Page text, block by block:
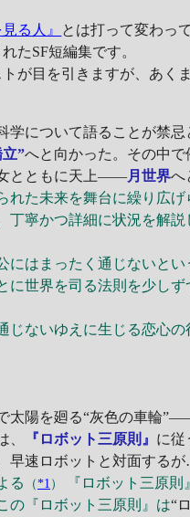
見る人』 とは打って変わっ
たSF短編集です。
が目を引きますが、あく
について語ることが禁
”へと向かった。その中
とともに天上――月世界へ
た未来を舞台に繰り広
丁寧かつ詳細に状況を解
はまったく通じないと
に世界を司る法則を少し
ないゆえに生じる恋心
太陽を廻る“灰色の車輪
、
『ロボット三原則』 に従
早速ロボットと対面する
る
（*1 ） 『ロボット三原則
の『ロボット三原則』は“